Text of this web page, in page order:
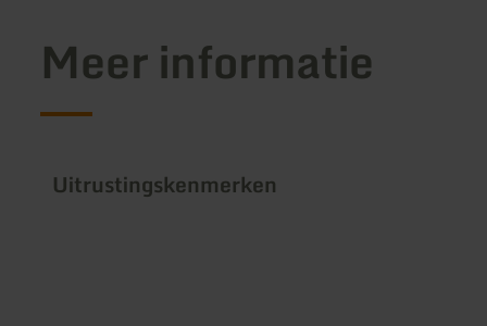
Meer informatie
Uitrustingskenmerken